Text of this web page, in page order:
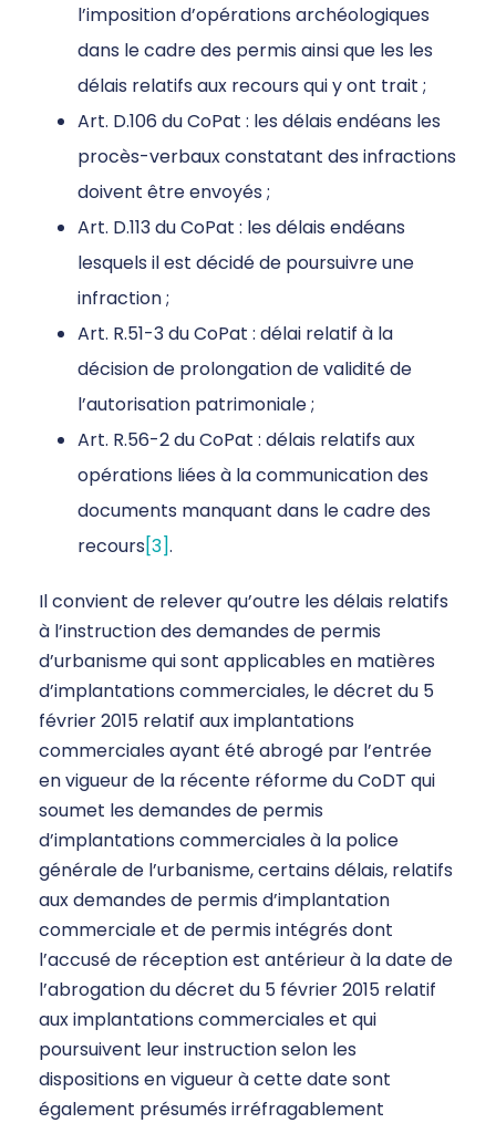
l’imposition d’opérations archéologiques
dans le cadre des permis ainsi que les les
délais relatifs aux recours qui y ont trait ;
Art. D.106 du CoPat : les délais endéans les
procès-verbaux constatant des infractions
doivent être envoyés ;
Art. D.113 du CoPat : les délais endéans
lesquels il est décidé de poursuivre une
infraction ;
Art. R.51-3 du CoPat : délai relatif à la
décision de prolongation de validité de
l’autorisation patrimoniale ;
Art. R.56-2 du CoPat : délais relatifs aux
opérations liées à la communication des
documents manquant dans le cadre des
recours[3].
Il convient de relever qu’outre les délais relatifs
à l’instruction des demandes de permis
d’urbanisme qui sont applicables en matières
d’implantations commerciales, le décret du 5
février 2015 relatif aux implantations
commerciales ayant été abrogé par l’entrée
en vigueur de la récente réforme du CoDT qui
soumet les demandes de permis
d’implantations commerciales à la police
générale de l’urbanisme, certains délais, relatifs
aux demandes de permis d’implantation
commerciale et de permis intégrés dont
l’accusé de réception est antérieur à la date de
l’abrogation du décret du 5 février 2015 relatif
aux implantations commerciales et qui
poursuivent leur instruction selon les
dispositions en vigueur à cette date sont
également présumés irréfragablement